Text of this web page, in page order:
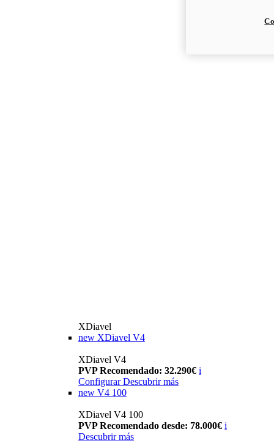
XDiavel
new XDiavel V4
XDiavel V4
PVP Recomendado: 32.290€ i
Configurar Descubrir más
new V4 100
XDiavel V4 100
PVP Recomendado desde: 78.000€ i
Descubrir más